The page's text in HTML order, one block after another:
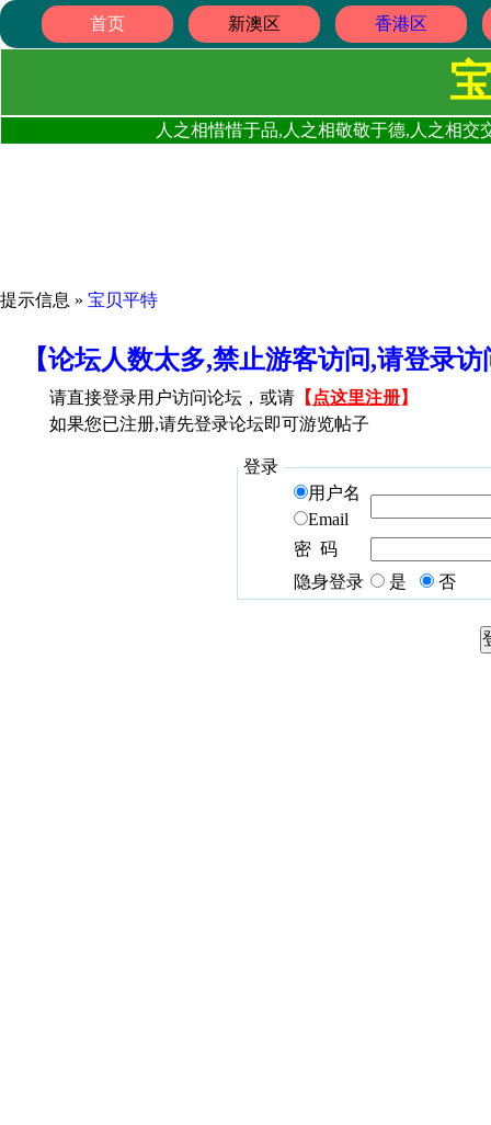
首页 新澳区 香港区
人之相惜惜于品,人之相敬敬于德,人之相
提示信息 » 宝贝平特
【论坛人数太多,禁止游客访问,请登录
请直接登录用户访问论坛，或请 【 点这里注册】
如果您已注册,请先登录论坛即可游览帖子
登录
用户名
Email
密 码
隐身登录
是 否